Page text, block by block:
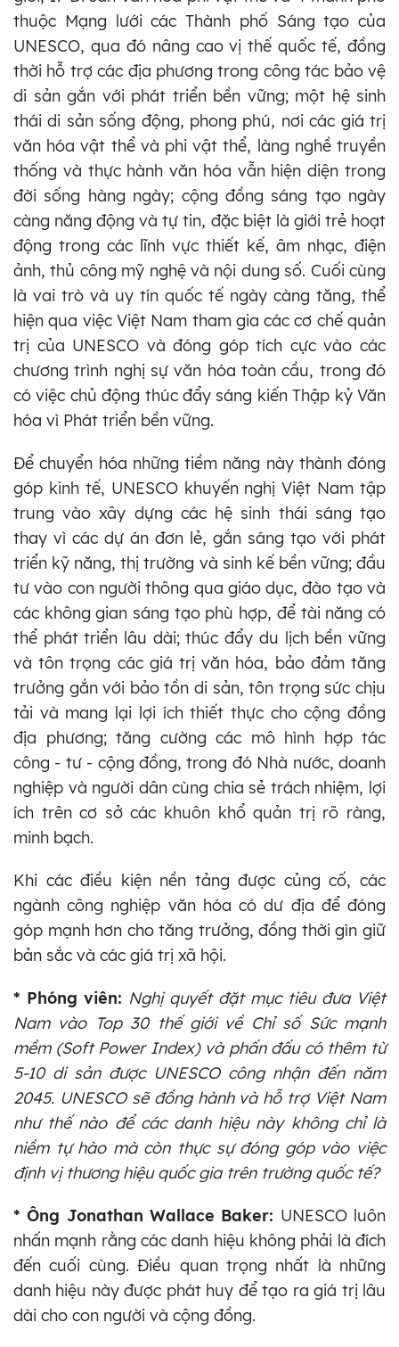
thuộc Mạng lưới các Thành phố Sáng tạo của
UNESCO, qua đó nâng cao vị thế quốc tế, đồng
thời hỗ trợ các địa phương trong công tác bảo vệ
di sản gắn với phát triển bền vững; một hệ sinh
thái di sản sống động, phong phú, nơi các giá trị
văn hóa vật thể và phi vật thể, làng nghề truyền
thống và thực hành văn hóa vẫn hiện diện trong
đời sống hàng ngày; cộng đồng sáng tạo ngày
càng năng động và tự tin, đặc biệt là giới trẻ hoạt
động trong các lĩnh vực thiết kế, âm nhạc, điện
ảnh, thủ công mỹ nghệ và nội dung số. Cuối cùng
là vai trò và uy tín quốc tế ngày càng tăng, thể
hiện qua việc Việt Nam tham gia các cơ chế quản
trị của UNESCO và đóng góp tích cực vào các
chương trình nghị sự văn hóa toàn cầu, trong đó
có việc chủ động thúc đẩy sáng kiến Thập kỷ Văn
hóa vì Phát triển bền vững.
Để chuyển hóa những tiềm năng này thành đóng
góp kinh tế, UNESCO khuyến nghị Việt Nam tập
trung vào xây dựng các hệ sinh thái sáng tạo
thay vì các dự án đơn lẻ, gắn sáng tạo với phát
triển kỹ năng, thị trường và sinh kế bền vững; đầu
tư vào con người thông qua giáo dục, đào tạo và
các không gian sáng tạo phù hợp, để tài năng có
thể phát triển lâu dài; thúc đẩy du lịch bền vững
và tôn trọng các giá trị văn hóa, bảo đảm tăng
trưởng gắn với bảo tồn di sản, tôn trọng sức chịu
tải và mang lại lợi ích thiết thực cho cộng đồng
địa phương; tăng cường các mô hình hợp tác
công - tư - cộng đồng, trong đó Nhà nước, doanh
nghiệp và người dân cùng chia sẻ trách nhiệm, lợi
ích trên cơ sở các khuôn khổ quản trị rõ ràng,
minh bạch.
Khi các điều kiện nền tảng được củng cố, các
ngành công nghiệp văn hóa có dư địa để đóng
góp mạnh hơn cho tăng trưởng, đồng thời gìn giữ
bản sắc và các giá trị xã hội.
* Phóng viên: Nghị quyết đặt mục tiêu đưa Việt
Nam vào Top 30 thế giới về Chỉ số Sức mạnh
mềm (Soft Power Index) và phấn đấu có thêm từ
5-10 di sản được UNESCO công nhận đến năm
2045. UNESCO sẽ đồng hành và hỗ trợ Việt Nam
như thế nào để các danh hiệu này không chỉ là
niềm tự hào mà còn thực sự đóng góp vào việc
định vị thương hiệu quốc gia trên trường quốc tế?
* Ông Jonathan Wallace Baker: UNESCO luôn
nhấn mạnh rằng các danh hiệu không phải là đích
đến cuối cùng. Điều quan trọng nhất là những
danh hiệu này được phát huy để tạo ra giá trị lâu
dài cho con người và cộng đồng.